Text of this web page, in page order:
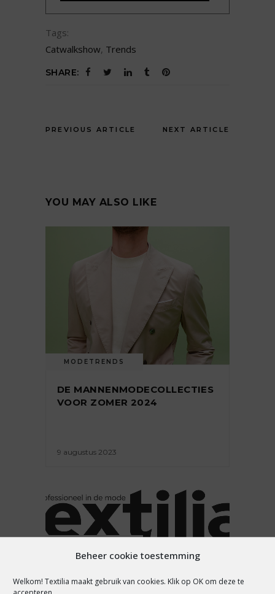
Beheer cookie toestemming
Welkom! Textilia maakt gebruik van cookies. Klik op OK om deze te
Tags:
Catwalkshow, Trends
SHARE:
PREVIOUS ARTICLE NEXT ARTICLE
YOU MAY ALSO LIKE
MODETRENDS
DE MANNENMODECOLLECTIES
VOOR ZOMER 2024
9 augustus 2023
WINTERTRENDS 2023-2024: